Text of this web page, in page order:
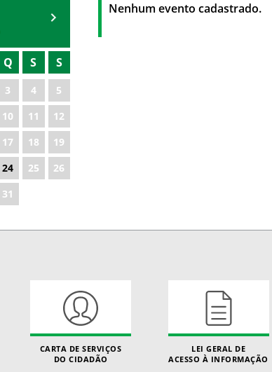
Q S S
3 4
5
10 11
12
17 18
19
24 25
26
31
Nenhum evento cadastrado.
CARTA DE SERVIÇOS
DO CIDADÃO
LEI GERAL DE
ACESSO À INFORMAÇÃO